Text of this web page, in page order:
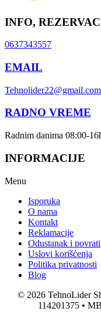
INFO,
0637343557
EMAIL
Tehnolider22@gmail.com
RADNO VREME
Radnim danima 08:00-
INFORMACIJE
Menu
Isporuka
O nama
Kontakt
Reklamacije
Odustanak i povrati
Uslovi korišćenja
Politika privatnosti
Blog
© 2026 TehnoLider
114201375 •